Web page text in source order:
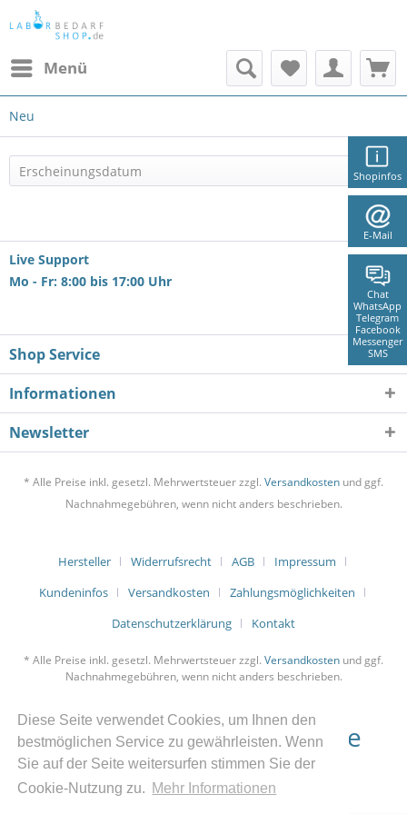
Diese Seite verwendet Cookies, um Ihnen den
bestmöglichen Service zu gewährleisten. Wenn
Sie auf der Seite weitersurfen stimmen Sie der
Cookie-Nutzung zu. Mehr Informationen
Shopinfos
E-Mail
Chat
WhatsApp
Telegram
Facebook
Messenger
SMS
Menü
Neu
Live Support
Mo - Fr: 8:00 bis 17:00 Uhr
Shop Service
Informationen
Newsletter
* Alle Preise inkl. gesetzl. Mehrwertsteuer zzgl. Versandkosten und ggf.
Nachnahmegebühren, wenn nicht anders beschrieben.
Hersteller Widerrufsrecht AGB
Impressum
Kundeninfos
Versandkosten
Zahlungsmöglichkeiten
Datenschutzerklärung
Kontakt
* Alle Preise inkl. gesetzl. Mehrwertsteuer zzgl. Versandkosten und ggf.
Nachnahmegebühren, wenn nicht anders beschrieben.
Bestellung Widerrufen